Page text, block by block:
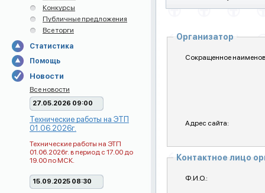
Конкурсы
Публичные предложения
Все торги
Статистика
Помощь
Новости
Все новости
27.05.2026 09:00
Технические работы на ЭТП
01.06.2026г.
Технические работы на ЭТП
01.06.2026г. в период с 17.00 до
19.00 по МСК.
15.09.2025 08:30
Организатор
Сокращенное
Адрес сайта:
Контактное лицо
Ф.И.О.: